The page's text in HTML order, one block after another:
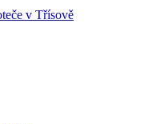
v Třísově